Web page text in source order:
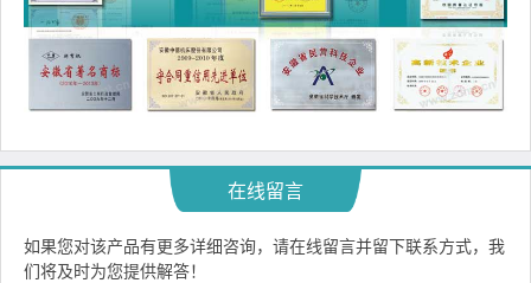
在线留言
如果您对该产品有更多详细咨询，请在线留言并留下联系方式，我
们将及时为您提供解答！